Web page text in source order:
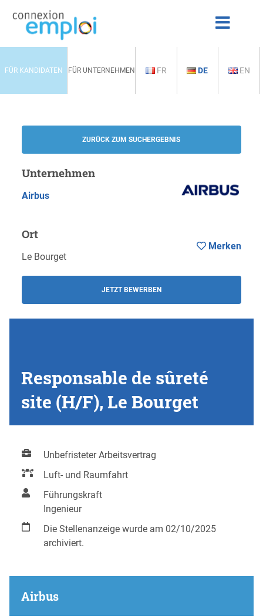
FÜR KANDIDATEN FÜR UNTERNEHMEN FR DE EN
ZURÜCK ZUM SUCHERGEBNIS
Unternehmen
Airbus
Ort
Le Bourget
JETZT BEWERBEN
Merken
Responsable de sûreté
site (H/F), Le Bourget
Unbefristeter Arbeitsvertrag
Luft- und Raumfahrt
Führungskraft
Ingenieur
Die Stellenanzeige wurde am 02/10/2025
archiviert.
Airbus